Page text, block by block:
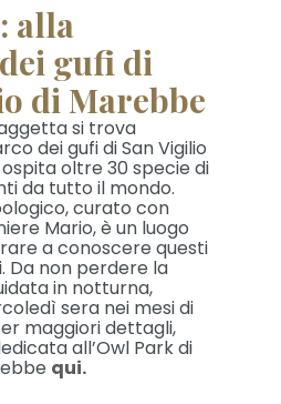
alla
gufi di
di Marebbe
si trova
dei gufi di San Vigilio
oltre 30 specie di
da tutto il mondo.
curato con
Mario, è un luogo
a conoscere questi
Da non perdere la
in notturna,
sera nei mesi di
maggiori dettagli,
all’Owl Park di
qui.